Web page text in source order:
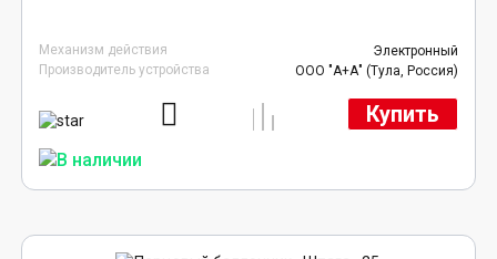
Механизм действия
Электронный
Производитель устройства
ООО "А+А" (Тула, Россия)
Купить